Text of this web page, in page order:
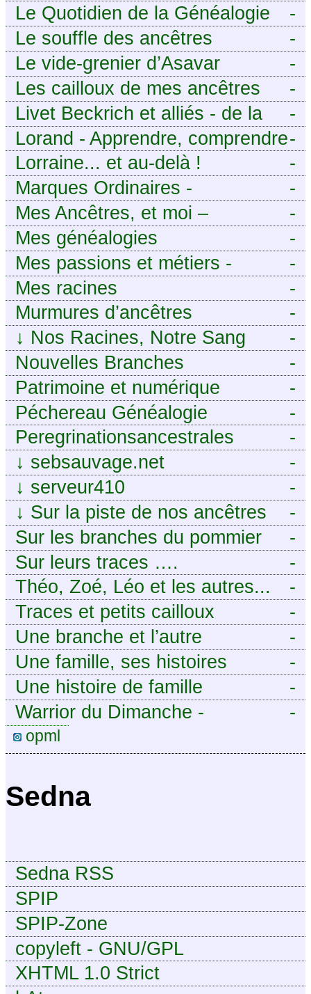
-
Le Quotidien de la Généalogie
-
Le souffle des ancêtres
-
Le vide-grenier d’Asavar
-
Les cailloux de mes ancêtres
-
Livet Beckrich et alliés - de la
généalogie à l’écriture.
-
Lorand - Apprendre, comprendre
et transmettre pour exister.
(Descartes)
-
Lorraine... et au-delà !
-
Marques Ordinaires -
Généalogie de Moselle et
d’ailleurs
-
Mes Ancêtres, et moi –
Découvrez mes aïeux en Ille-et-
Vilaine et ailleurs
-
Mes généalogies
-
Mes passions et métiers -
Généalogie et Tir à l’Arc
-
Mes racines
-
Murmures d’ancêtres
-
↓ Nos Racines, Notre Sang
-
Nouvelles Branches
-
Patrimoine et numérique
-
Péchereau Généalogie
-
Peregrinationsancestrales
-
↓ sebsauvage.net
-
↓ serveur410
-
↓ Sur la piste de nos ancêtres
en Périgord.
-
Sur les branches du pommier
-
Sur leurs traces ….
-
Théo, Zoé, Léo et les autres...
-
Traces et petits cailloux
-
Une branche et l’autre
-
Une famille, ses histoires
-
Une histoire de famille
-
Warrior du Dimanche -
Publication à caractère
intermittent, approximatif et
opml
Sedna
Sedna RSS
SPIP
SPIP-Zone
copyleft - GNU/GPL
XHTML 1.0 Strict